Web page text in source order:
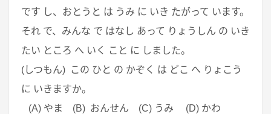
です し、おとうと は うみ に いき たがって います。
それ で、みんな で はなし あって りょうしん の いき
たい ところ へ いく こと に しました。
(しつもん) この ひと の かぞく は どこ へ りょこう
に いきますか。
(A) やま (B) おんせん (C) うみ (D) かわ